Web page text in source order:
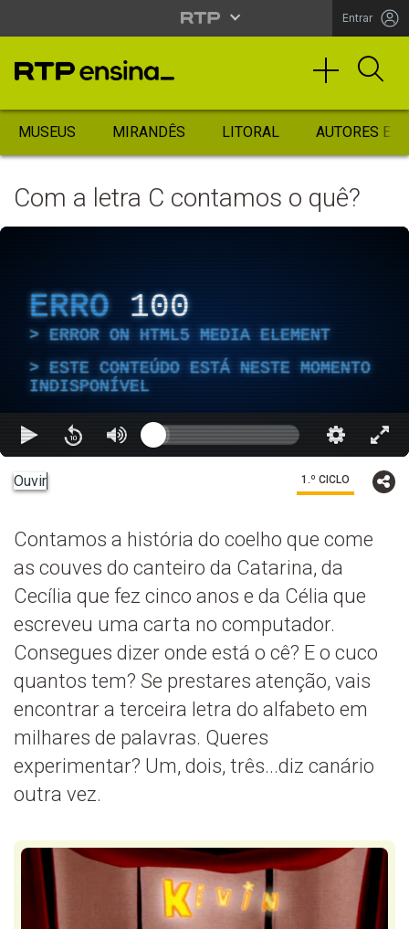
Entrar
MUSEUS MIRANDÊS LITORAL AUTORES
Com a letra C contamos o quê?
ERRO 100
ERROR ON HTML5 MEDIA ELEMENT
ESTE CONTEÚDO ESTÁ NESTE MOMENTO
INDISPONÍVEL
Ouvir 1.º CICLO
Contamos a história do coelho que come
as couves do canteiro da Catarina, da
Cecília que fez cinco anos e da Célia que
escreveu uma carta no computador.
Consegues dizer onde está o cê? E o cuco
quantos tem? Se prestares atenção, vais
encontrar a terceira letra do alfabeto em
milhares de palavras. Queres
experimentar? Um, dois, três...diz canário
outra vez.